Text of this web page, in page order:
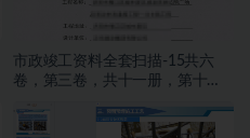
市政竣工资料全套扫描-15共六
卷，第三卷，共十一册，第十